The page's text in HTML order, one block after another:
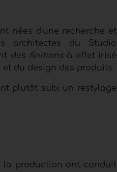
nées d'une recherche et
architectes du Studio
des finitions à effet irisé
du design des produits.
plutôt subi un restylage
la production ont conduit